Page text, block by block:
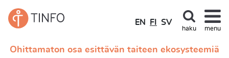
Ohittamaton osa esittävän taiteen ekosysteemiä
EN FI SV
haku menu